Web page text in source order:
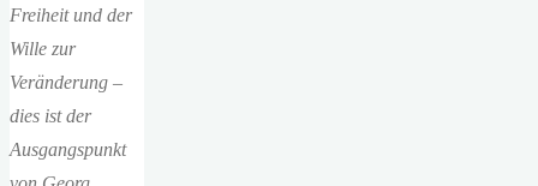
Freiheit und der
Wille zur
Veränderung –
dies ist der
Ausgangspunkt